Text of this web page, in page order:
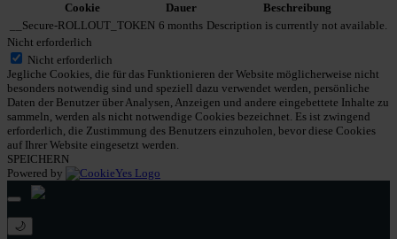
Cookie
Dauer
Beschreibung
__Secure-ROLLOUT_TOKEN 6 months Description is currently not available.
Nicht erforderlich
Nicht erforderlich
Jegliche Cookies, die für das Funktionieren der Website möglicherweise nicht
besonders notwendig sind und speziell dazu verwendet werden, persönliche
Daten der Benutzer über Analysen, Anzeigen und andere eingebettete Inhalte zu
sammeln, werden als nicht notwendige Cookies bezeichnet. Es ist zwingend
erforderlich, die Zustimmung des Benutzers einzuholen, bevor diese Cookies
auf Ihrer Website eingesetzt werden.
SPEICHERN
Powered by
🌙